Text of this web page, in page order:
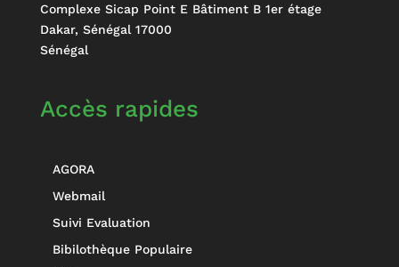
Complexe Sicap Point E Bâtiment B 1er étage
Dakar, Sénégal 17000
Sénégal
Accès rapides
AGORA
Webmail
Suivi Evaluation
Bibilothèque Populaire